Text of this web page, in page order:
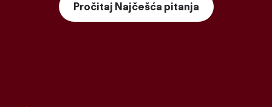
Pročitaj Najčešća pitanja